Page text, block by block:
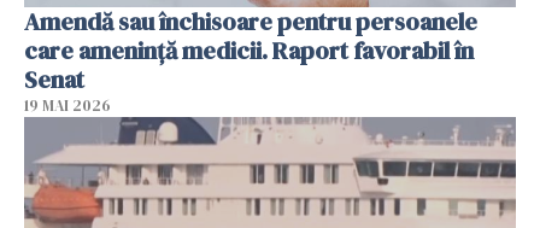
Amendă sau închisoare pentru persoanele
care ameninţă medicii. Raport favorabil în
Senat
19 MAI 2026